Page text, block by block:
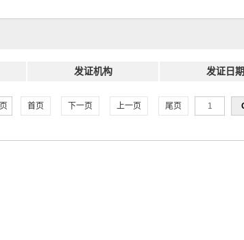
发证机构 发证日期
页 首页 下一页 上一页 尾页